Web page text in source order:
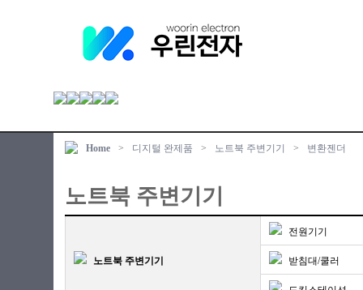
Home > 디지털 완제품 > 노트북 주변기기 > 변환젠더
노트북 주변기기
노트북 주변기기
전원기기
받침대/쿨러